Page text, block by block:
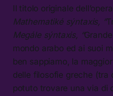
Il titolo originale
Mathematiké sýntaxis, “
Megále sýntaxis, “
mondo arabo ed ai suoi
ben sappiamo, la
delle filosofie greche (tra
potuto trovare una via di